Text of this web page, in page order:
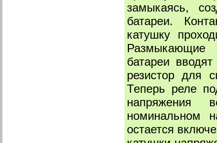
замыкаясь,
батареи.
катушку
Размыкающие
батареи
резистор для
Теперь реле
напряжения
номинальном
остается